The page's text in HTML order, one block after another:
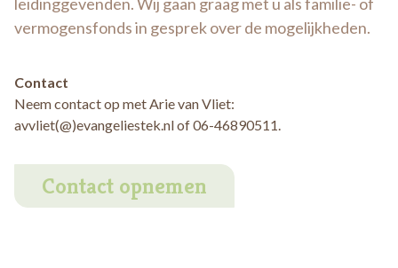
vermogensfonds in gesprek over de mogelijkheden.
Contact
Neem contact op met Arie van Vliet:
avvliet(@)evangeliestek.nl of 06-46890511.
Contact opnemen